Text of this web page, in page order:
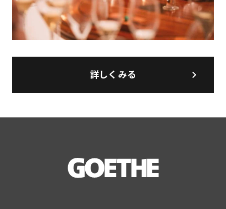
詳しくみる